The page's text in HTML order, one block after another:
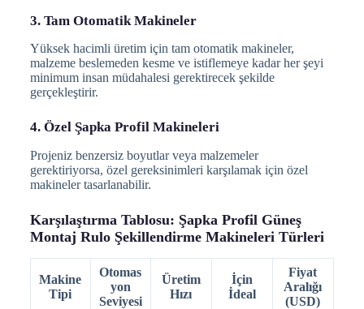
3. Tam Otomatik Makineler
Yüksek hacimli üretim için tam otomatik makineler,
malzeme beslemeden kesme ve istiflemeye kadar her şeyi
minimum insan müdahalesi gerektirecek şekilde
gerçekleştirir.
4. Özel Şapka Profil Makineleri
Projeniz benzersiz boyutlar veya malzemeler
gerektiriyorsa, özel gereksinimleri karşılamak için özel
makineler tasarlanabilir.
Karşılaştırma Tablosu: Şapka Profil Güneş
Montaj Rulo Şekillendirme Makineleri Türleri
Makine
Tipi
Otomas
yon
Seviyesi
Üretim
Hızı
İçin
İdeal
Fiyat
Aralığı
(USD)